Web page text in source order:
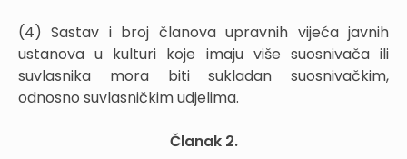
(4) Sastav i broj članova upravnih vijeća javnih
ustanova u kulturi koje imaju više suosnivača ili
suvlasnika mora biti sukladan suosnivačkim,
odnosno suvlasničkim udjelima.
Članak 2.